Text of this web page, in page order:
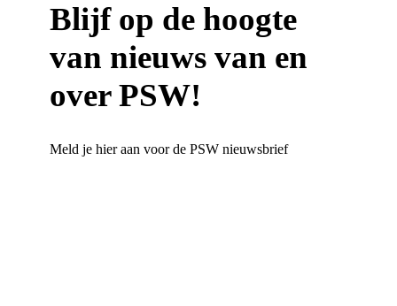
Blijf op de hoogte
van nieuws van en
over PSW!
Meld je hier aan voor de PSW nieuwsbrief